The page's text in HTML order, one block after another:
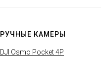
РУЧНЫЕ КАМЕРЫ
DJI Osmo Pocket 4P